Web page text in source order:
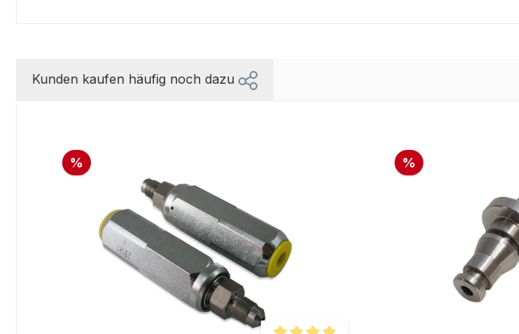
Kunden kaufen häufig noch dazu
% %